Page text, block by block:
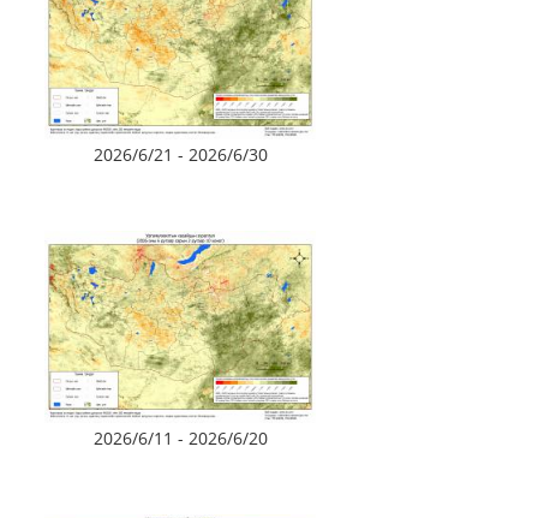
2026/6/21 - 2026/6/30
2026/6/11 - 2026/6/20